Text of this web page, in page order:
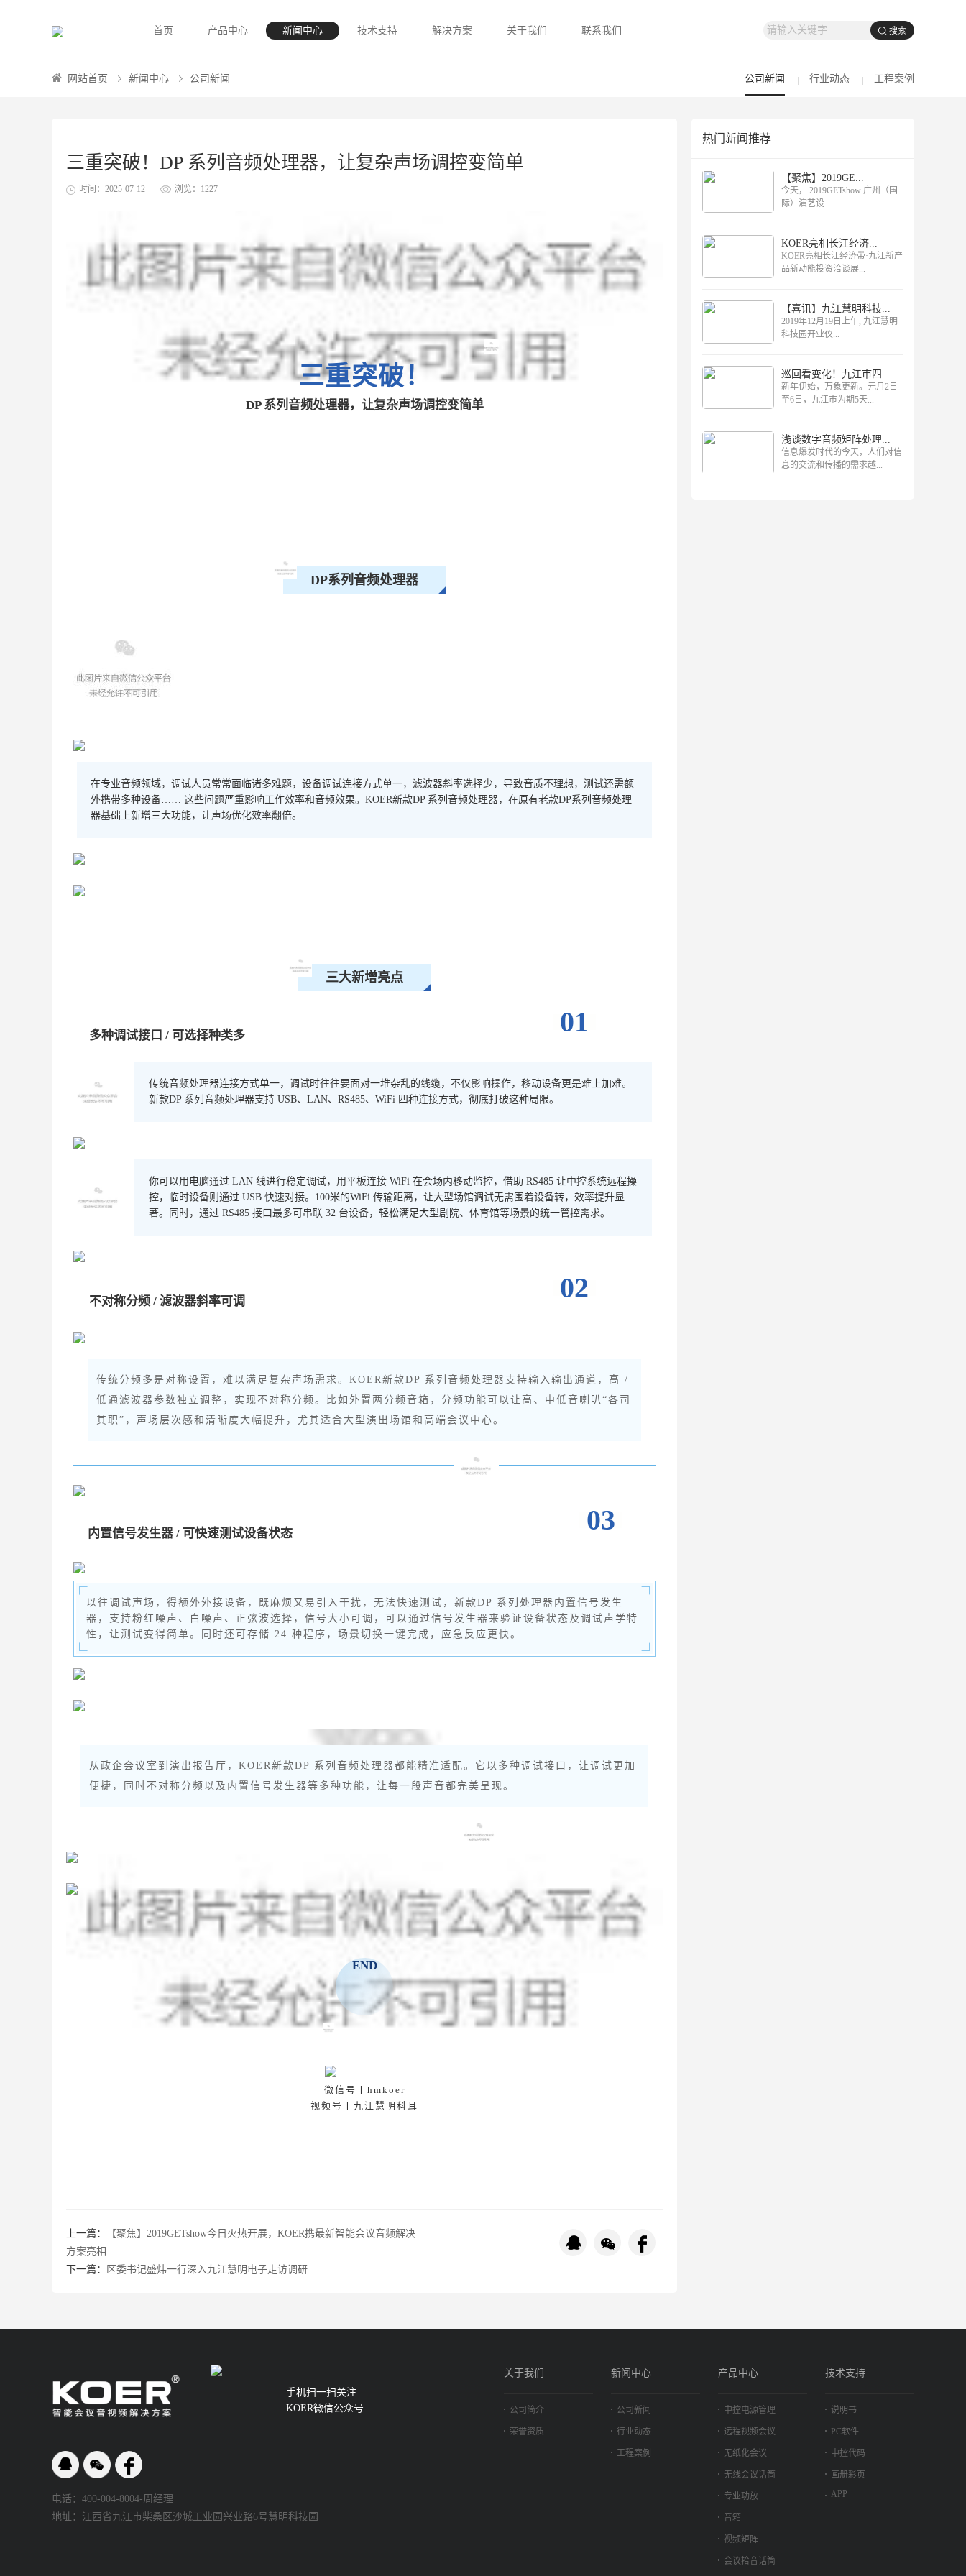
首页 产品中心 新闻中心 技术支持 解决方案 关于我们 联系我们
网站首页 新闻中心 公司新闻 公司新闻 行业动态 工程案例
三重突破！DP 系列音频处理器，让复杂声场调控变简单
时间：2025-07-12 浏览：1227
三重突破！
DP 系列音频处理器，让复杂声场调控变简单
DP系列音频处理器
在专业音频领域，调试人员常常面临诸多难题，设备调试连接方式单一，滤波器斜率选择少，导致音质不理想，测试还需额
外携带多种设备…… 这些问题严重影响工作效率和音频效果。KOER新款DP 系列音频处理器，在原有老款DP系列音频处理
器基础上新增三大功能，让声场优化效率翻倍。
三大新增亮点
01
多种调试接口 / 可选择种类多
KOER
传统音频处理器连接方式单一，调试时往往要面对一堆杂乱的线缆，不仅影响操作，移动设备更是难上加难。
新款DP 系列音频处理器支持 USB、LAN、RS485、WiFi 四种连接方式，彻底打破这种局限。
KOER
你可以用电脑通过 LAN 线进行稳定调试，用平板连接 WiFi 在会场内移动监控，借助 RS485 让中控系统远程操
控，临时设备则通过 USB 快速对接。100米的WiFi 传输距离，让大型场馆调试无需围着设备转，效率提升显
著。同时，通过 RS485 接口最多可串联 32 台设备，轻松满足大型剧院、体育馆等场景的统一管控需求。
02
不对称分频 / 滤波器斜率可调
传统分频多是对称设置，难以满足复杂声场需求。KOER新款DP 系列音频处理器支持输入输出通道，高 /
低通滤波器参数独立调整，实现不对称分频。比如外置两分频音箱，分频功能可以让高、中低音喇叭“各司
其职”，声场层次感和清晰度大幅提升，尤其适合大型演出场馆和高端会议中心。
03
内置信号发生器 / 可快速测试设备状态
以往调试声场，得额外外接设备，既麻烦又易引入干扰，无法快速测试，新款DP 系列处理器内置信号发生
器，支持粉红噪声、白噪声、正弦波选择，信号大小可调，可以通过信号发生器来验证设备状态及调试声学特
性，让测试变得简单。同时还可存储 24 种程序，场景切换一键完成，应急反应更快。
从政企会议室到演出报告厅，KOER新款DP 系列音频处理器都能精准适配。它以多种调试接口，让调试更加
便捷，同时不对称分频以及内置信号发生器等多种功能，让每一段声音都完美呈现。
END
微信号丨hmkoer
视频号丨九江慧明科耳
上一篇：
【聚焦】2019GETshow今日火热开展，KOER携最新智能会议音频解决
方案亮相
下一篇：
区委书记盛炜一行深入九江慧明电子走访调研
热门新闻推荐
【聚焦】2019GE...
今天， 2019GETshow 广州（国
际）演艺设...
KOER亮相长江经济...
KOER亮相长江经济带·九江新产
品新动能投资洽谈展...
【喜讯】九江慧明科技...
2019年12月19日上午, 九江慧明
科技园开业仪...
巡回看变化！九江市四...
新年伊始，万象更新。元月2日
至6日，九江市为期5天...
浅谈数字音频矩阵处理...
信息爆发时代的今天，人们对信
息的交流和传播的需求越...
手机扫一扫关注
KOER微信公众号
电话：400-004-8004-周经理
地址：江西省九江市柴桑区沙城工业园兴业路6号慧明科技园
关于我们
公司简介
荣誉资质
新闻中心
公司新闻
行业动态
工程案例
产品中心
中控电源管理
远程视频会议
无纸化会议
无线会议话筒
专业功放
音箱
视频矩阵
会议拾音话筒
技术支持
说明书
PC软件
中控代码
画册彩页
APP